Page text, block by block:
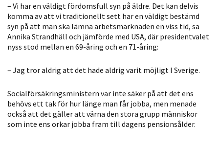
– Vi har en väldigt fördomsfull syn på äldre. Det kan delvis
komma av att vi traditionellt sett har en väldigt bestämd
syn på att man ska lämna arbetsmarknaden en viss tid, sa
Annika Strandhäll och jämförde med USA, där presidentvalet
nyss stod mellan en 69-åring och en 71-åring:
– Jag tror aldrig att det hade aldrig varit möjligt I Sverige.
Socialförsäkringsministern var inte säker på att det ens
behövs ett tak för hur länge man får jobba, men menade
också att det gäller att värna den stora grupp människor
som inte ens orkar jobba fram till dagens pensionsålder.
kunna
förbättra
hemsidans
funktionalitet
uppbyggnad,
hur hemsidan
används.